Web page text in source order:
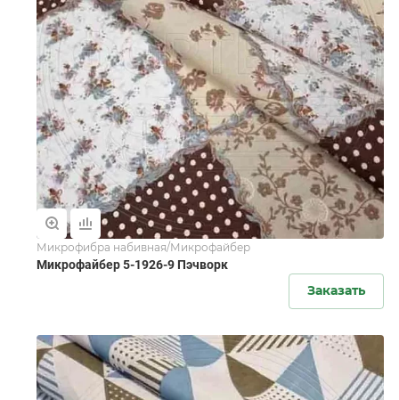
Микрофибра набивная/Микрофайбер
Микрофайбер 5-1926-9 Пэчворк
Заказать